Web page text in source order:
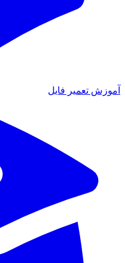
تعمیر فایل